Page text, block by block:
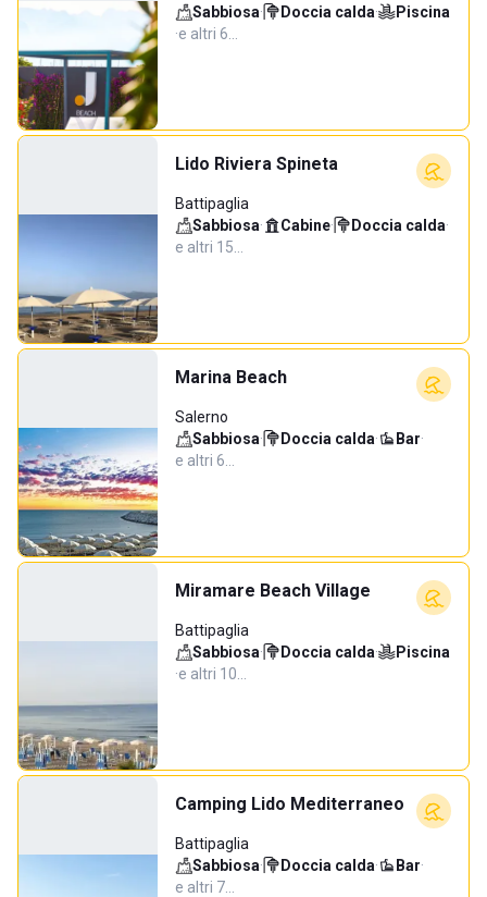
Sabbiosa· Doccia calda·
Piscina
·e altri 6…
Lido Riviera Spineta
Battipaglia
Sabbiosa· Cabine· Doccia calda·
e altri 15…
Marina Beach
Salerno
Sabbiosa· Doccia calda· Bar·
e altri 6…
Miramare Beach Village
Battipaglia
Sabbiosa· Doccia calda·
Piscina
·e altri 10…
Camping Lido Mediterraneo
Battipaglia
Sabbiosa· Doccia calda· Bar·
e altri 7…